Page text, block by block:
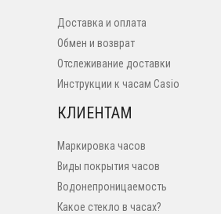
Доставка и оплата
Обмен и возврат
Отслеживание доставки
Инструкции к часам Casio
КЛИЕНТАМ
Маркировка часов
Виды покрытия часов
Водонепроницаемость
Какое стекло в часах?